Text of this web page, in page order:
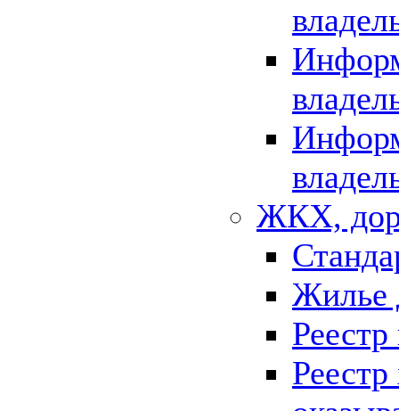
ЖКХ,
Жилье